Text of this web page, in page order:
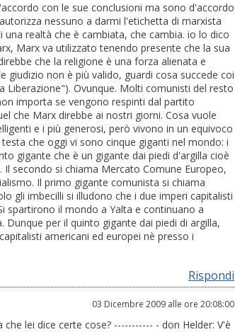
con le sue conclusioni ma sono d'accordo
nessuno a darmi l'etichetta di marxista
realtà che è cambiata, che cambia. io lo dico
Marx va utilizzato tenendo presente che la sua
che la religione è una forza alienata e
giudizio non è più valido, guardi cosa succede coi
Liberazione"). Ovunque. Molti comunisti del resto
importa se vengono respinti dal partito
che Marx direbbe ai nostri giorni. Cosa vuole
e i più generosi, però vivono in un equivoco
che oggi vi sono cinque giganti nel mondo: i
gigante che è un gigante dai piedi d'argilla cioè
secondo si chiama Mercato Comune Europeo,
Il primo gigante comunista si chiama
gli imbecilli si illudono che i due imperi capitalisti
spartirono il mondo a Yalta e continuano a
per il quinto gigante dai piedi di argilla,
americani ed europei nè presso i
Rispondi
03 Dicembre 2009 alle ore 20:08:00
lei dice certe cose? ----------- - don Helder: V'è